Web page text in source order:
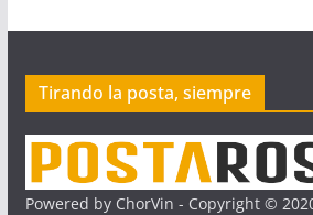
Tirando la posta, siempre
Powered by ChorVin - Copyright ©